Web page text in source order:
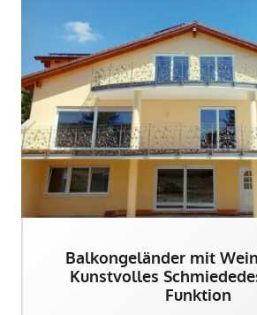
Balkongeländer mit
Kunstvolles
Funktion